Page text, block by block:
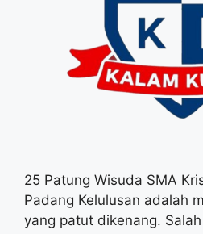
25 Patung Wisuda SMA
Padang Kelulusan adalah
yang patut dikenang.